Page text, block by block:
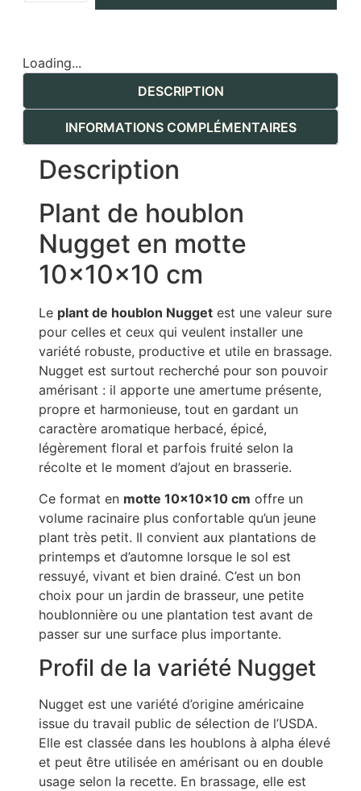
Loading...
DESCRIPTION
INFORMATIONS COMPLÉMENTAIRES
Description
Plant de houblon
Nugget en motte
10x10x10 cm
Le plant de houblon Nuggetest une valeur sure
pour celles et ceux qui veulent installer une
variété robuste, productive et utile en brassage.
Nugget est surtout recherché pour son pouvoir
amérisant : il apporte une amertume présente,
propre et harmonieuse, tout en gardant un
caractère aromatique herbacé, épicé,
légèrement floral et parfois fruité selon la
récolte et le moment d’ajout en brasserie.
Ce format en motte 10x10x10 cm offre un
volume racinaire plus confortable qu’un jeune
plant très petit. Il convient aux plantations de
printemps et d’automne lorsque le sol est
ressuyé, vivant et bien drainé. C’est un bon
choix pour un jardin de brasseur, une petite
houblonnière ou une plantation test avant de
passer sur une surface plus importante.
Profil de la variété Nugget
Nugget est une variété d’origine américaine
issue du travail public de sélection de l’USDA.
Elle est classée dans les houblons à alpha élevé
et peut être utilisée en amérisant ou en double
usage selon la recette. En brassage, elle est